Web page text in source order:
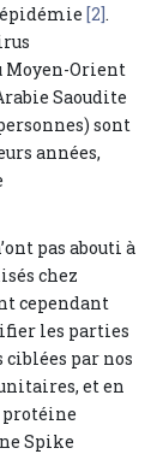
[2].
Moyen-Orient
Saoudite
sont
années,
pas abouti à
chez
cependant
les parties
ciblées par nos
et en
Spike